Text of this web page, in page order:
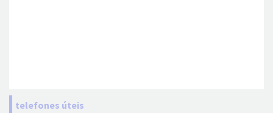
telefones úteis